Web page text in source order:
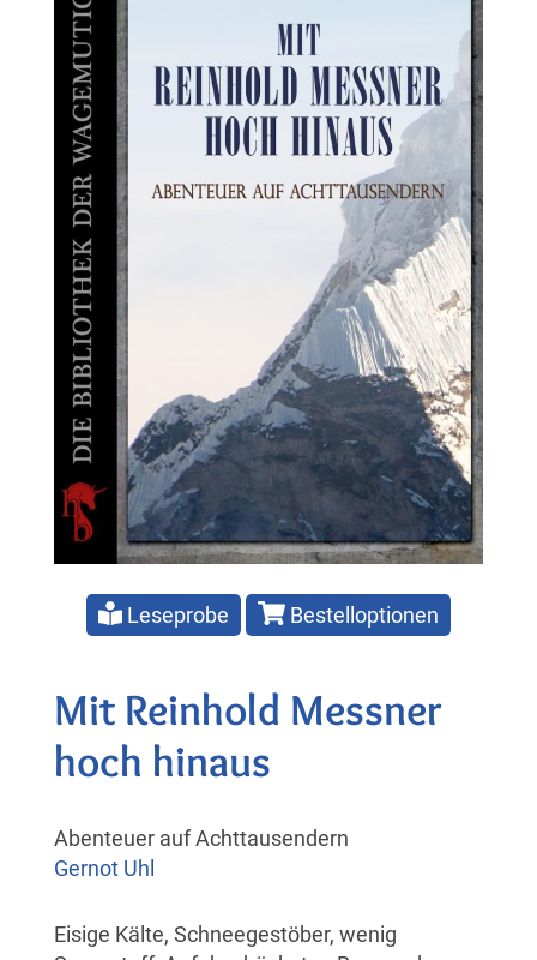
Leseprobe Bestelloptionen
Mit Reinhold Messner
hoch hinaus
Abenteuer auf Achttausendern
Gernot Uhl
Eisige Kälte, Schneegestöber, wenig